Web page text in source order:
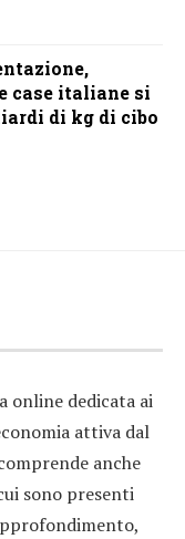
case italiane si
di kg di cibo
online dedicata ai
attiva dal
anche
sono presenti